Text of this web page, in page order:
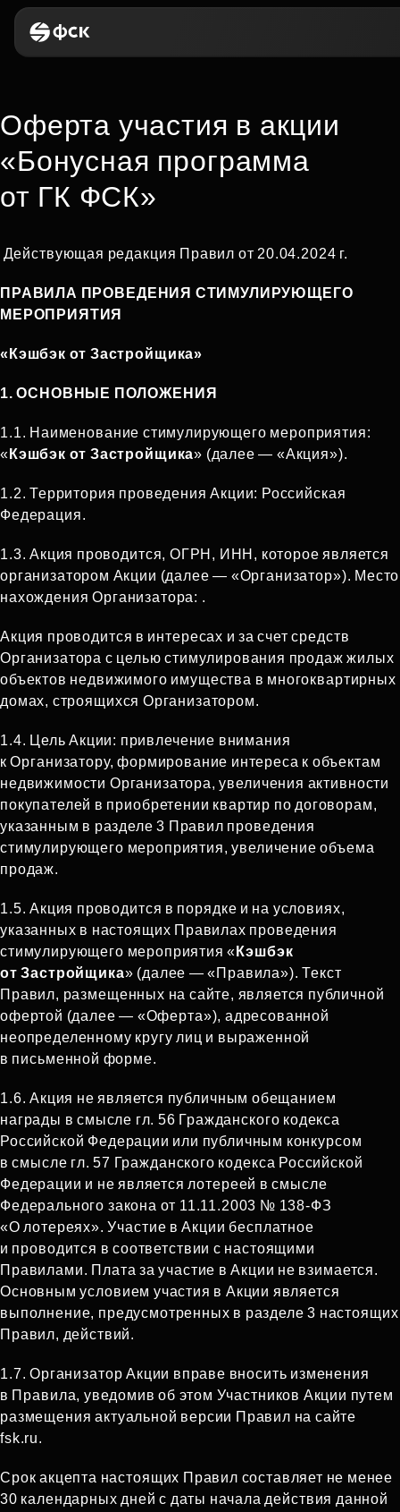
Оферта участия в акции
«Бонусная программа
от ГК ФСК»
Действующая редакция Правил от 20.04.2024 г.
ПРАВИЛА ПРОВЕДЕНИЯ СТИМУЛИРУЮЩЕГО
МЕРОПРИЯТИЯ
«Кэшбэк от Застройщика»
1.ОСНОВНЫЕ ПОЛОЖЕНИЯ
1.1. Наименование стимулирующего мероприятия:
« Кэшбэк от Застройщика» (далее — «Акция»).
1.2. Территория проведения Акции: Российская
Федерация.
1.3. Акция проводится, ОГРН, ИНН, которое является
организатором Акции (далее — «Организатор»). Место
нахождения Организатора: .
Акция проводится в интересах и за счет средств
Организатора с целью стимулирования продаж жилых
объектов недвижимого имущества в многоквартирных
домах, строящихся Организатором.
1.4. Цель Акции: привлечение внимания
к Организатору, формирование интереса к объектам
недвижимости Организатора, увеличения активности
покупателей в приобретении квартир по договорам,
указанным в разделе 3 Правил проведения
стимулирующего мероприятия, увеличение объема
продаж.
1.5. Акция проводится в порядке и на условиях,
указанных в настоящих Правилах проведения
стимулирующего мероприятия « Кэшбэк
от Застройщика» (далее — «Правила»). Текст
Правил, размещенных на сайте, является публичной
офертой (далее — «Оферта»), адресованной
неопределенному кругу лиц и выраженной
в письменной форме.
1.6. Акция не является публичным обещанием
награды в смысле гл. 56 Гражданского кодекса
Российской Федерации или публичным конкурсом
в смысле гл. 57 Гражданского кодекса Российской
Федерации и не является лотереей в смысле
Федерального закона от 11.11.2003 № 138‑ФЗ
«О лотереях». Участие в Акции бесплатное
и проводится в соответствии с настоящими
Правилами. Плата за участие в Акции не взимается.
Основным условием участия в Акции является
выполнение, предусмотренных в разделе 3 настоящих
Правил, действий.
1.7. Организатор Акции вправе вносить изменения
в Правила, уведомив об этом Участников Акции путем
размещения актуальной версии Правил на сайте
fsk.ru.
Срок акцепта настоящих Правил составляет не менее
30 календарных дней с даты начала действия данной